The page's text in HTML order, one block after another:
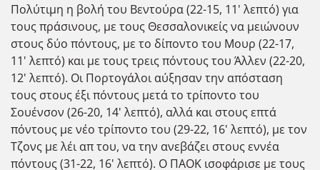
Πολύτιμη η βολή του Βεντούρα (22-15, 11' λεπτό) για
τους πράσινους, με τους Θεσσαλονικείς να μειώνουν
στους δύο πόντους, με το δίποντο του Μουρ (22-17,
11' λεπτό) και με τους τρεις πόντους του Άλλεν (22-20,
12' λεπτό). Οι Πορτογάλοι αύξησαν την απόσταση
τους στους έξι πόντους μετά το τρίποντο του
Σουένσον (26-20, 14' λεπτό), αλλά και στους επτά
πόντους με νέο τρίποντο του (29-22, 16' λεπτό), με τον
Τζονς με λέι απ του, να την ανεβάζει στους εννέα
πόντους (31-22, 16' λεπτό). Ο ΠΑΟΚ ισοφάρισε με τους